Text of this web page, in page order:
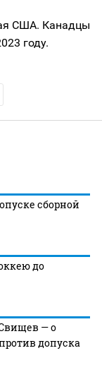
США. Канадцы
году.
сборной
до
Свищев — о
допуска